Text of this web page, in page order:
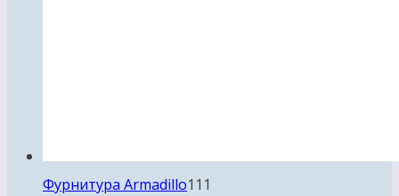
Фурнитура Armadillo111